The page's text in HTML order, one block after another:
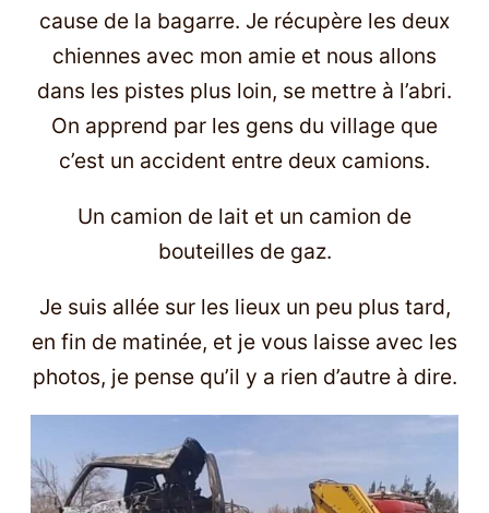
cause de la bagarre. Je récupère les deux
chiennes avec mon amie et nous allons
dans les pistes plus loin, se mettre à l’abri.
On apprend par les gens du village que
c’est un accident entre deux camions.
Un camion de lait et un camion de
bouteilles de gaz.
Je suis allée sur les lieux un peu plus tard,
en fin de matinée, et je vous laisse avec les
photos, je pense qu’il y a rien d’autre à dire.